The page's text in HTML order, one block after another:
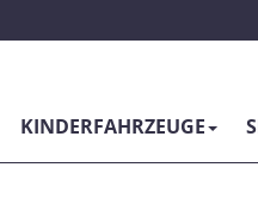
KINDERFAHRZEUGE